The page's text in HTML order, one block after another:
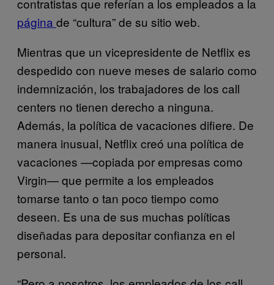
contratistas que referían a los empleados a la
página de “cultura” de su sitio web.
Mientras que un vicepresidente de Netflix es
despedido con nueve meses de salario como
indemnización, los trabajadores de los call
centers no tienen derecho a ninguna.
Además, la política de vacaciones difiere. De
manera inusual, Netflix creó una política de
vacaciones —copiada por empresas como
Virgin— que permite a los empleados
tomarse tanto o tan poco tiempo como
deseen. Es una de sus muchas políticas
diseñadas para depositar confianza en el
personal.